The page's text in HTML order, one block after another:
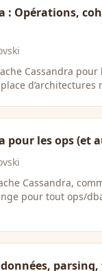
: Opérations,
Cassandra
pour les ops (et
Cassandra,
pour tout ops/